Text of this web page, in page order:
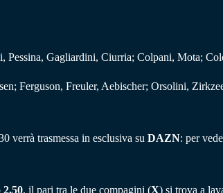
Gagliardini, Ciurria; Colpani, Mota;
Ferguson, Freuler, Aebischer; Orsolini,
verrà trasmessa in esclusiva su DAZN: per
2,50, il pari tra le due compagini (X) si trova a